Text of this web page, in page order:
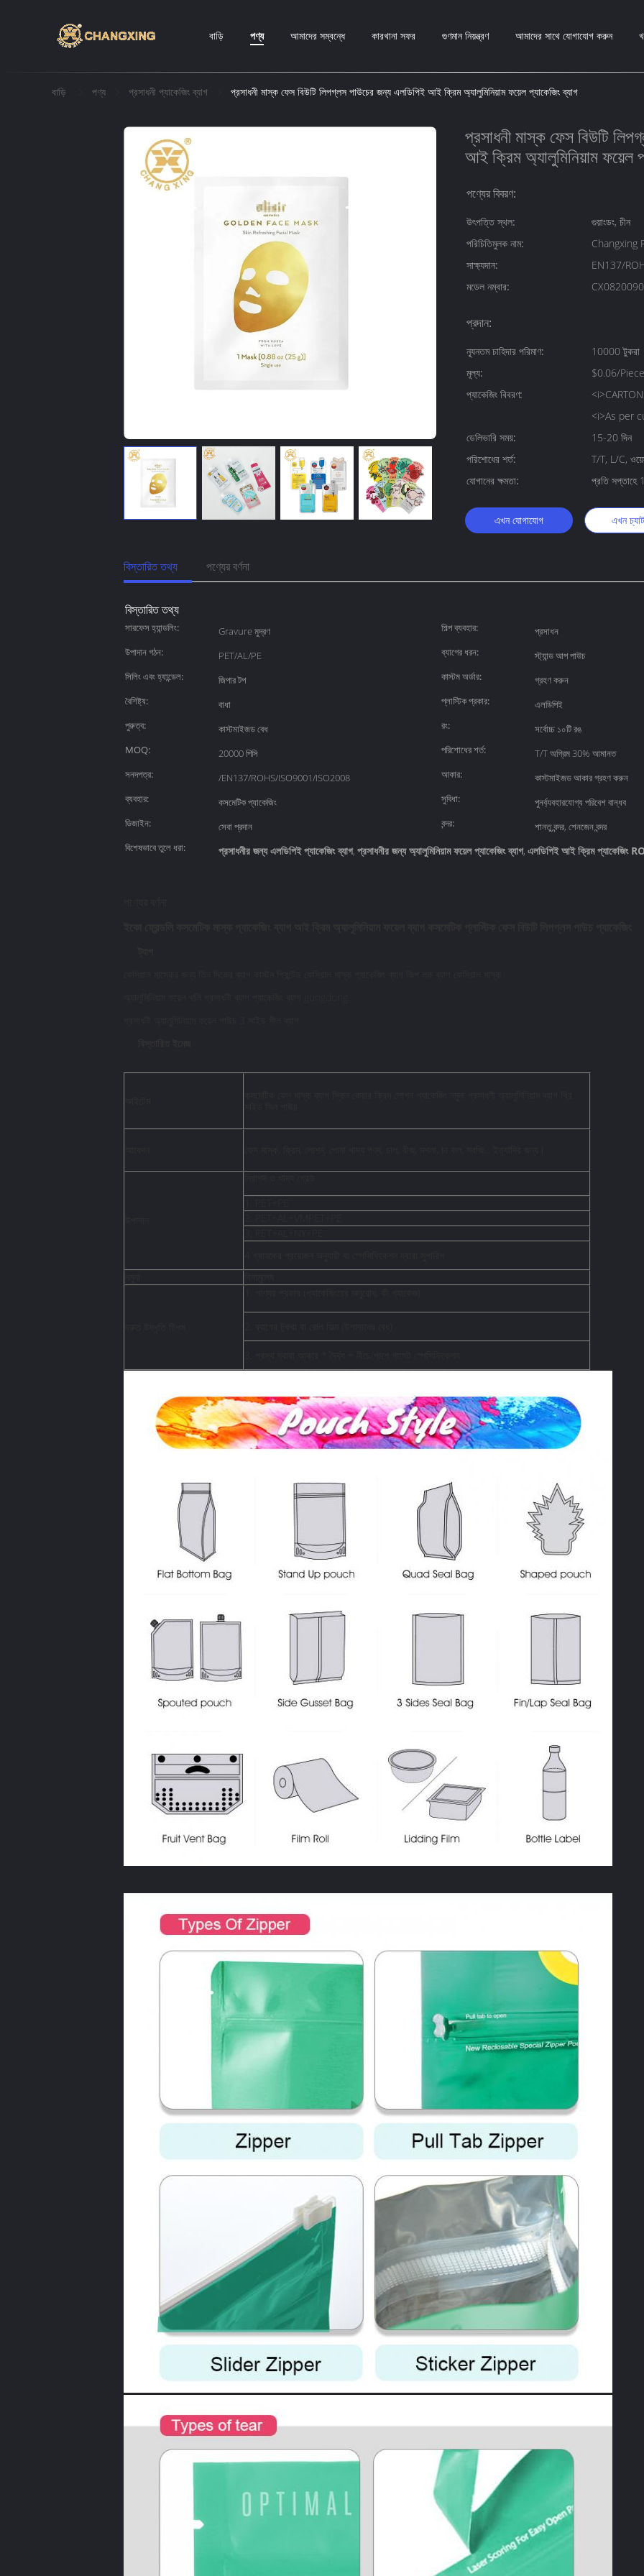
বাড়ি পণ্য আমাদের সম্বন্ধে কারখানা সফর গুণমান নিয়ন্ত্রণ আমাদের সাথে যোগাযোগ করুন
বাড়ি পণ্য প্রসাধনী প্যাকেজিং ব্যাগ প্রসাধনী মাস্ক ফেস বিউটি লিপগ্লস পাউচের জন্য এলডিপিই আই ক্রিম অ্যালুমিনিয়াম ফয়েল প্যাকেজিং ব্যাগ
প্রসাধনী মাস্ক ফেস বিউটি
আই ক্রিম অ্যালুমিনিয়াম ফয়েল
পণ্যের বিবরণ:
উৎপত্তি স্থল:
গুয়াংডং, চীন
পরিচিতিমুলক নাম:
Changxing
সাক্ষ্যদান:
EN137/
মডেল নম্বার:
প্রদান:
ন্যূনতম চাহিদার পরিমাণ:
10000 টুকরা
মূল্য:
$0.06/
প্যাকেজিং বিবরণ:
<i>As per
ডেলিভারি সময়:
15-20 দিন
পরিশোধের শর্ত:
T/T, L/C,
যোগানের ক্ষমতা:
প্রতি
এখন যোগাযোগ এখন
বিস্তারিত তথ্য পণ্যের বর্ণনা
বিস্তারিত তথ্য
সারফেস হ্যান্ডলিং: Gravure মুদ্রণ শিল্প ব্যবহার:
প্রসাধন
উপাদান গঠন:
PET/AL/PE ব্যাগের ধরন:
স্ট্যান্ড আপ পাউচ
সিলিং এবং হ্যান্ডেল:
জিপার টপ কাস্টম অর্ডার:
গ্রহণ করুন
বৈশিষ্ট্য:
বাধা প্লাস্টিক প্রকার:
এলডিপিই
পুরুত্ব:
কাস্টমাইজড বেধ রং:
সর্বোচ্চ ১০টি রঙ
MOQ:
20000 পিসি পরিশোধের শর্ত:
T/T অগ্রিম 30% আমানত
সনদপত্র:
/EN137/ROHS/ISO9001/ISO2008 আকার:
কাস্টমাইজড আকার গ্রহণ করুন
ব্যবহার:
কসমেটিক প্যাকেজিং সুবিধা:
পুনর্ব্যবহারযোগ্য পরিবেশ বান্ধব
ডিজাইন:
সেবা প্রদান বন্দর:
শানতু বন্দর, শেনজেন বন্দর
বিশেষভাবে তুলে ধরা:
প্রসাধনীর জন্য এলডিপিই প্যাকেজিং ব্যাগ, প্রসাধনীর জন্য অ্যালুমিনিয়াম ফয়েল প্যাকেজিং ব্যাগ, এলডিপিই আই ক্রিম প্যাকেজিং